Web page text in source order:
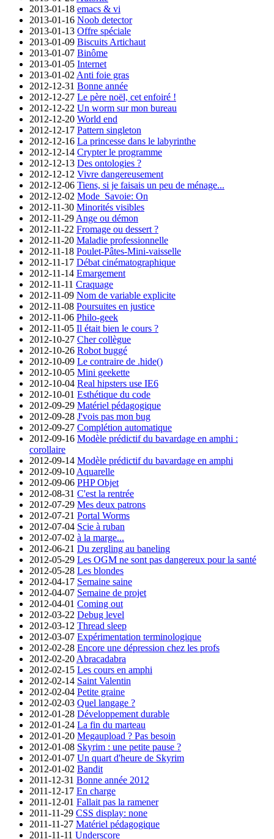
2013-01-18 emacs & vi
2013-01-16 Noob detector
2013-01-13 Offre spéciale
2013-01-09 Biscuits Artichaut
2013-01-07 Binôme
2013-01-05 Internet
2013-01-02 Anti foie gras
2012-12-31 Bonne année
2012-12-27 Le père noël, cet enfoiré !
2012-12-22 Un worm sur mon bureau
2012-12-20 World end
2012-12-17 Pattern singleton
2012-12-16 La princesse dans le labyrinthe
2012-12-14 Crypter le programme
2012-12-13 Des ontologies ?
2012-12-12 Vivre dangereusement
2012-12-06 Tiens, si je faisais un peu de ménage...
2012-12-02 Mode_Savoie: On
2012-11-30 Minorités visibles
2012-11-29 Ange ou démon
2012-11-22 Fromage ou dessert ?
2012-11-20 Maladie professionnelle
2012-11-18 Poulet-Pâtes-Mini-vaisselle
2012-11-17 Débat cinématographique
2012-11-14 Emargement
2012-11-11 Craquage
2012-11-09 Nom de variable explicite
2012-11-08 Poursuites en justice
2012-11-06 Philo-geek
2012-11-05 Il était bien le cours ?
2012-10-27 Cher collègue
2012-10-26 Robot buggé
2012-10-09 Le contraire de .hide()
2012-10-05 Mini geekette
2012-10-04 Real hipsters use IE6
2012-10-01 Esthétique du code
2012-09-29 Matériel pédagogique
2012-09-28 J'vois pas mon bug
2012-09-27 Complétion automatique
2012-09-16 Modèle prédictif du bavardage en amphi :
corollaire
2012-09-14 Modèle prédictif du bavardage en amphi
2012-09-10 Aquarelle
2012-09-06 PHP Objet
2012-08-31 C'est la rentrée
2012-07-29 Mes deux patrons
2012-07-21 Portal Worms
2012-07-04 Scie à ruban
2012-07-02 à la marge...
2012-06-21 Du zergling au baneling
2012-05-29 Les OGM ne sont pas dangereux pour la santé
2012-05-28 Les blondes
2012-04-17 Semaine saine
2012-04-07 Semaine de projet
2012-04-01 Coming out
2012-03-22 Debug level
2012-03-12 Thread sleep
2012-03-07 Expérimentation terminologique
2012-02-28 Encore une dépression chez les profs
2012-02-20 Abracadabra
2012-02-15 Les cours en amphi
2012-02-14 Saint Valentin
2012-02-04 Petite graine
2012-02-03 Quel langage ?
2012-01-28 Développement durable
2012-01-24 La fin du marteau
2012-01-20 Megaupload ? Pas besoin
2012-01-08 Skyrim : une petite pause ?
2012-01-07 Un quart d'heure de Skyrim
2012-01-02 Bandit
2011-12-31 Bonne année 2012
2011-12-17 En charge
2011-12-01 Fallait pas la ramener
2011-11-29 CSS display: none
2011-11-27 Matériel pédagogique
2011-11-11 Underscore